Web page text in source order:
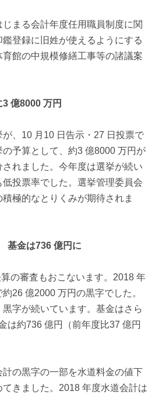
まる会計年度任用職員制度に関
登録に旧姓が使えるようにする
館の中規模修繕工事等の諸議案
億8000 万円
、10 月10 日告示・27 日投票で
予算として、約3 億8000 万円が
れました。今年度は選挙が続い
投票率でした。選挙管理委員会
極的なとりくみが期待されま
基金は736 億円に
の審査もおこないます。2018 年
26 億2000 万円の黒字でした。
字が続いています。基金はさら
は約736 億円（前年度比37 億円
の黒字の一部を水道料金の値下
きました。2018 年度水道会計は